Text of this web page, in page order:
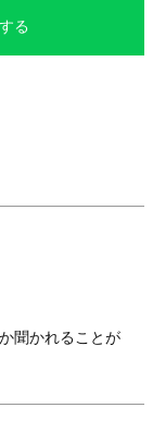
る
聞かれることが